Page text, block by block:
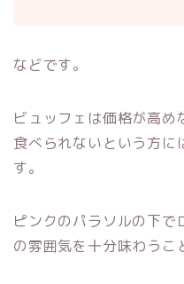
などです。
ビュッフェは価格が高め
食べられないという方に
す。
ピンクのパラソルの下で
の雰囲気を十分味わうこ